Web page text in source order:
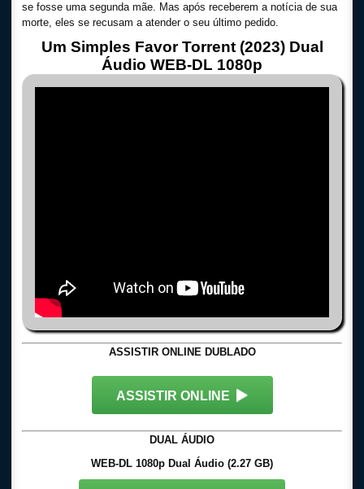
se fosse uma segunda mãe. Mas após receberem a notícia de sua
morte, eles se recusam a atender o seu último pedido.
Um Simples Favor Torrent (2023) Dual
Áudio WEB-DL 1080p
ASSISTIR ONLINE DUBLADO
ASSISTIR ONLINE
DUAL ÁUDIO
WEB-DL 1080p Dual Áudio (2.27 GB)